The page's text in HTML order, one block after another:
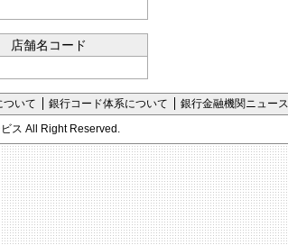
店舗名コード
ついて 銀行コード体系について
銀行金融機関ニュー
ス All Right Reserved.